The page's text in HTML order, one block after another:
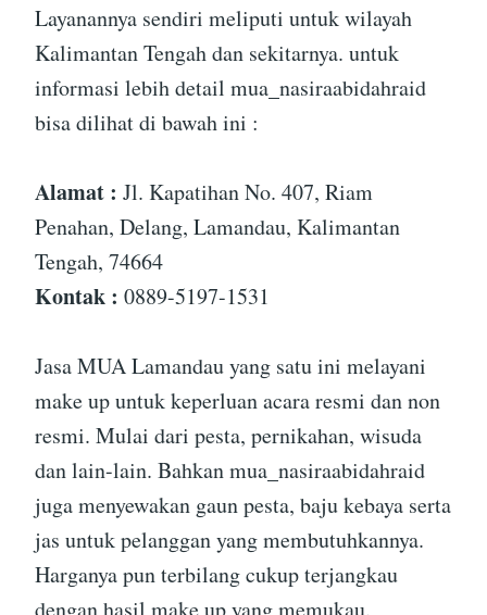
Layanannya sendiri meliputi untuk wilayah
Kalimantan Tengah dan sekitarnya. untuk
informasi lebih detail mua_nasiraabidahraid
bisa dilihat di bawah ini :
Alamat : Jl. Kapatihan No. 407, Riam
Penahan, Delang, Lamandau, Kalimantan
Tengah, 74664
Kontak : 0889-5197-1531
Jasa MUA Lamandau yang satu ini melayani
make up untuk keperluan acara resmi dan non
resmi. Mulai dari pesta, pernikahan, wisuda
dan lain-lain. Bahkan mua_nasiraabidahraid
juga menyewakan gaun pesta, baju kebaya serta
jas untuk pelanggan yang membutuhkannya.
Harganya pun terbilang cukup terjangkau